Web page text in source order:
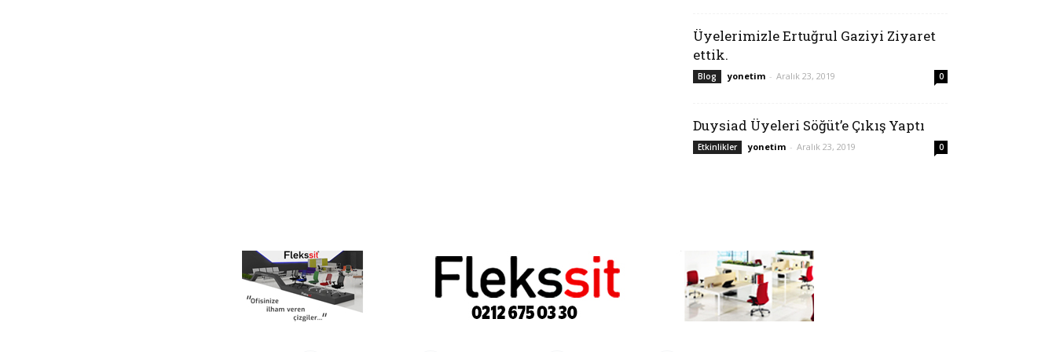
Üyelerimizle Ertuğrul Gaziyi Ziyaret
ettik.
Blog yonetim - Aralık 23, 2019 0
Duysiad Üyeleri Söğüt’e Çıkış Yaptı
Etkinlikler yonetim - Aralık 23, 2019 0